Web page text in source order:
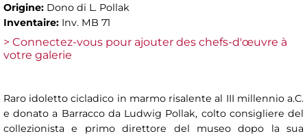
Origine: Dono di L. Pollak
Inventaire: Inv. MB 71
> Connectez-vous pour ajouter des chefs-d'œuvre à
votre galerie
Raro idoletto cicladico in marmo risalente al III millennio a.C.
e donato a Barracco da Ludwig Pollak, colto consigliere del
collezionista e primo direttore del museo dopo la sua